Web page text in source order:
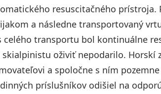
resuscitačného prístroja.
a následne transportovaný
celého transportu bol kontinuálne
skialpinistu oživiť nepodarilo. Horskí
a spoločne s ním
príslušníkov odišiel na